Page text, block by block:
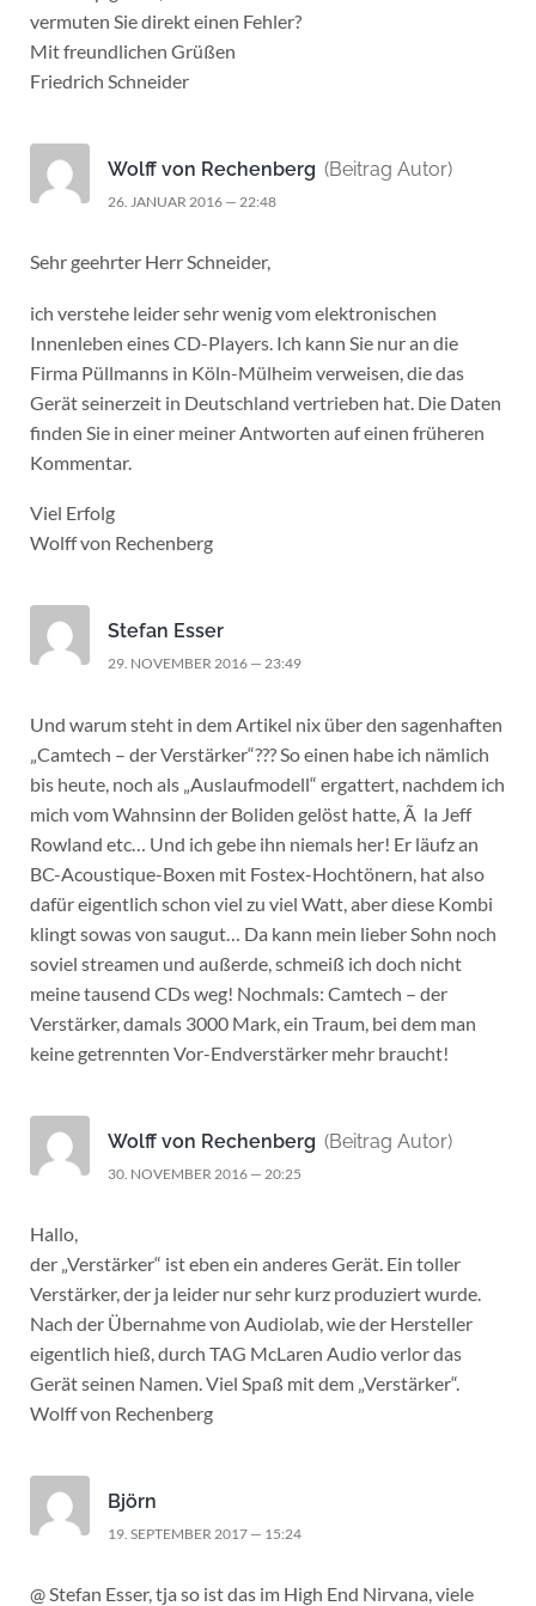
vermuten Sie direkt einen Fehler?
Mit freundlichen Grüßen
Friedrich Schneider
Wolff von Rechenberg (Beitrag Autor)
26. JANUAR 2016 — 22:48
Sehr geehrter Herr Schneider,
ich verstehe leider sehr wenig vom elektronischen
Innenleben eines CD-Players. Ich kann Sie nur an die
Firma Püllmanns in Köln-Mülheim verweisen, die das
Gerät seinerzeit in Deutschland vertrieben hat. Die Daten
finden Sie in einer meiner Antworten auf einen früheren
Kommentar.
Viel Erfolg
Wolff von Rechenberg
Stefan Esser
29. NOVEMBER 2016 — 23:49
Und warum steht in dem Artikel nix über den sagenhaften
„Camtech – der Verstärker“??? So einen habe ich nämlich
bis heute, noch als „Auslaufmodell“ ergattert, nachdem ich
mich vom Wahnsinn der Boliden gelöst hatte, Ã la Jeff
Rowland etc… Und ich gebe ihn niemals her! Er läufz an
BC-Acoustique-Boxen mit Fostex-Hochtönern, hat also
dafür eigentlich schon viel zu viel Watt, aber diese Kombi
klingt sowas von saugut… Da kann mein lieber Sohn noch
soviel streamen und außerde, schmeiß ich doch nicht
meine tausend CDs weg! Nochmals: Camtech – der
Verstärker, damals 3000 Mark, ein Traum, bei dem man
keine getrennten Vor-Endverstärker mehr braucht!
Wolff von Rechenberg (Beitrag Autor)
30. NOVEMBER 2016 — 20:25
Hallo,
der „Verstärker“ ist eben ein anderes Gerät. Ein toller
Verstärker, der ja leider nur sehr kurz produziert wurde.
Nach der Übernahme von Audiolab, wie der Hersteller
eigentlich hieß, durch TAG McLaren Audio verlor das
Gerät seinen Namen. Viel Spaß mit dem „Verstärker“.
Wolff von Rechenberg
Björn
19. SEPTEMBER 2017 — 15:24
@ Stefan Esser, tja so ist das im High End Nirvana, viele